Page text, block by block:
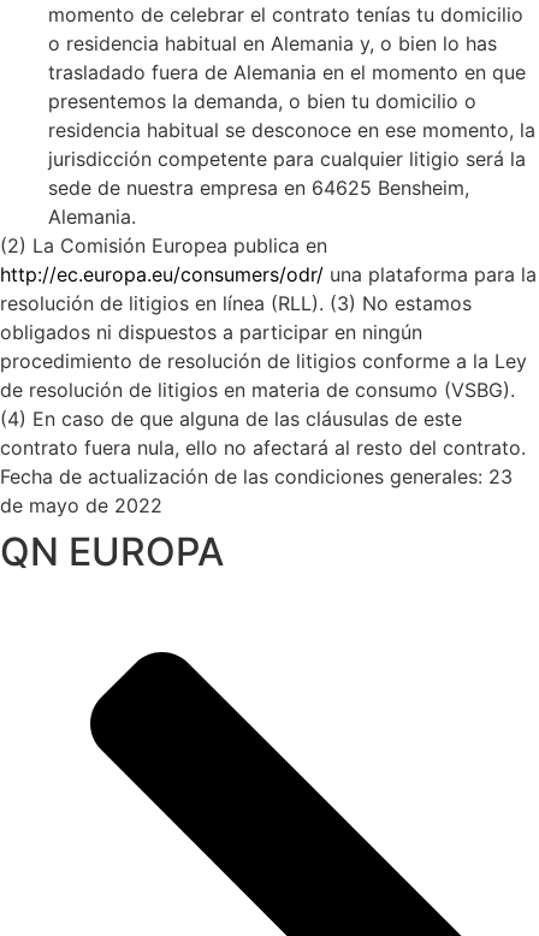
momento de celebrar el contrato tenías tu domicilio
o residencia habitual en Alemania y, o bien lo has
trasladado fuera de Alemania en el momento en que
presentemos la demanda, o bien tu domicilio o
residencia habitual se desconoce en ese momento, la
jurisdicción competente para cualquier litigio será la
sede de nuestra empresa en 64625 Bensheim,
Alemania.
(2) La Comisión Europea publica en
http://ec.europa.eu/consumers/odr/ una plataforma para la
resolución de litigios en línea (RLL). (3) No estamos
obligados ni dispuestos a participar en ningún
procedimiento de resolución de litigios conforme a la Ley
de resolución de litigios en materia de consumo (VSBG).
(4) En caso de que alguna de las cláusulas de este
contrato fuera nula, ello no afectará al resto del contrato.
Fecha de actualización de las condiciones generales: 23
de mayo de 2022
QN EUROPA